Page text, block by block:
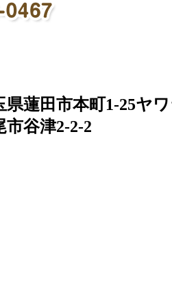
県蓮田市本町1-25ヤ
谷津2-2-2